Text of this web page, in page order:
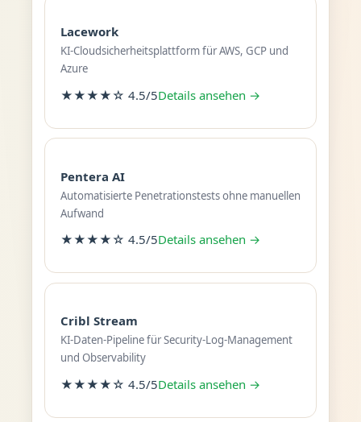
Lacework
KI-Cloudsicherheitsplattform für AWS, GCP und
Azure
★★★★☆ 4.5/5Details ansehen →
Pentera AI
Automatisierte Penetrationstests ohne manuellen
Aufwand
★★★★☆ 4.5/5Details ansehen →
Cribl Stream
KI-Daten-Pipeline für Security-Log-Management
und Observability
★★★★☆ 4.5/5Details ansehen →